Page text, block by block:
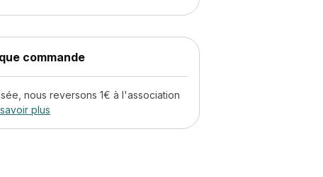
commande
nous reversons 1€ à l'association
plus